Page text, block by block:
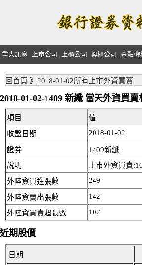
重大訊息 上市公司 上櫃公司 興櫃公司 金融機
回首頁 》 2018-01-02所有上市外資買賣
2018-01-02-1409 新纖 當天外資買
項目
值
收盤日期
2018-01-02
證券
1409新纖
說明
上市外資買賣
外陸資買進張數
249
外陸資賣出張數 142
外陸資買賣超張數 107
近期股價
日期